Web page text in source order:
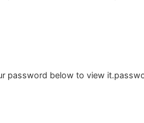
password below to view